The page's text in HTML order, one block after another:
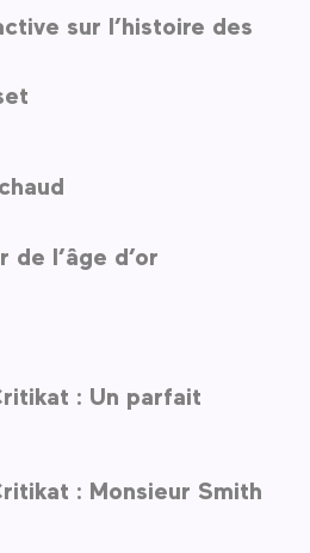
sur l’histoire des
de l’âge d’or
: Un parfait
: Monsieur Smith